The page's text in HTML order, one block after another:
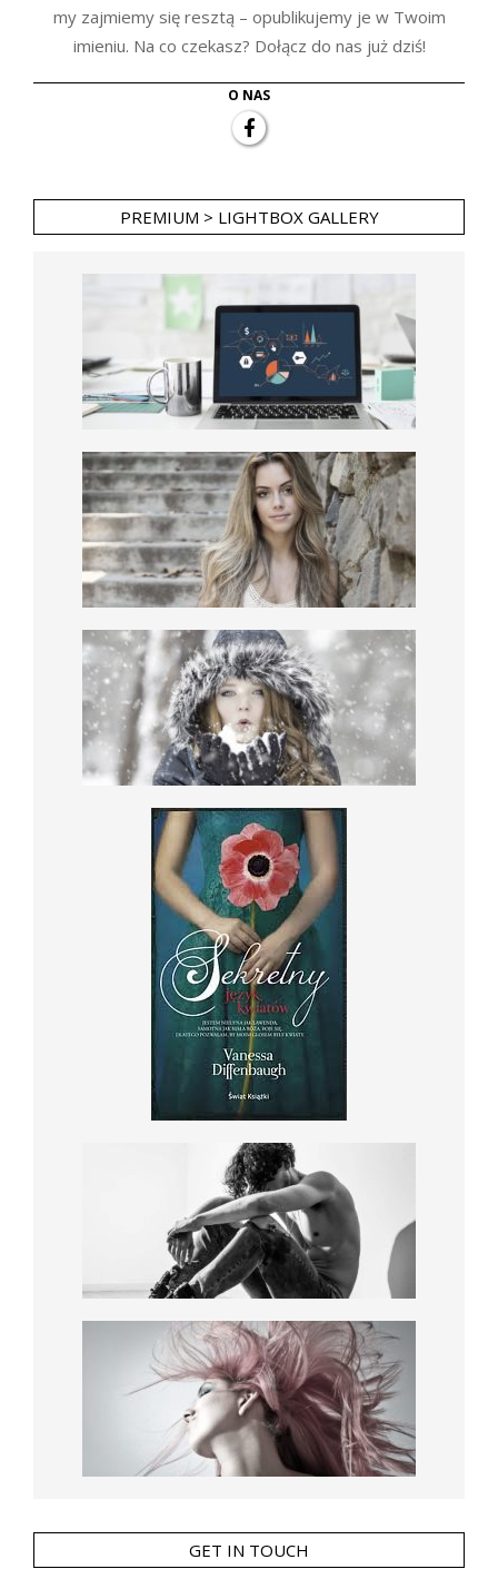
my zajmiemy się resztą – opublikujemy je w Twoim
imieniu. Na co czekasz? Dołącz do nas już dziś!
O NAS
PREMIUM > LIGHTBOX GALLERY
GET IN TOUCH